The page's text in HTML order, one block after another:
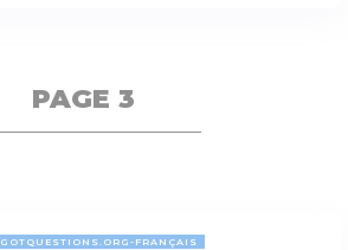
PAGE 3
GOTQUESTIONS.ORG-FRANÇAIS